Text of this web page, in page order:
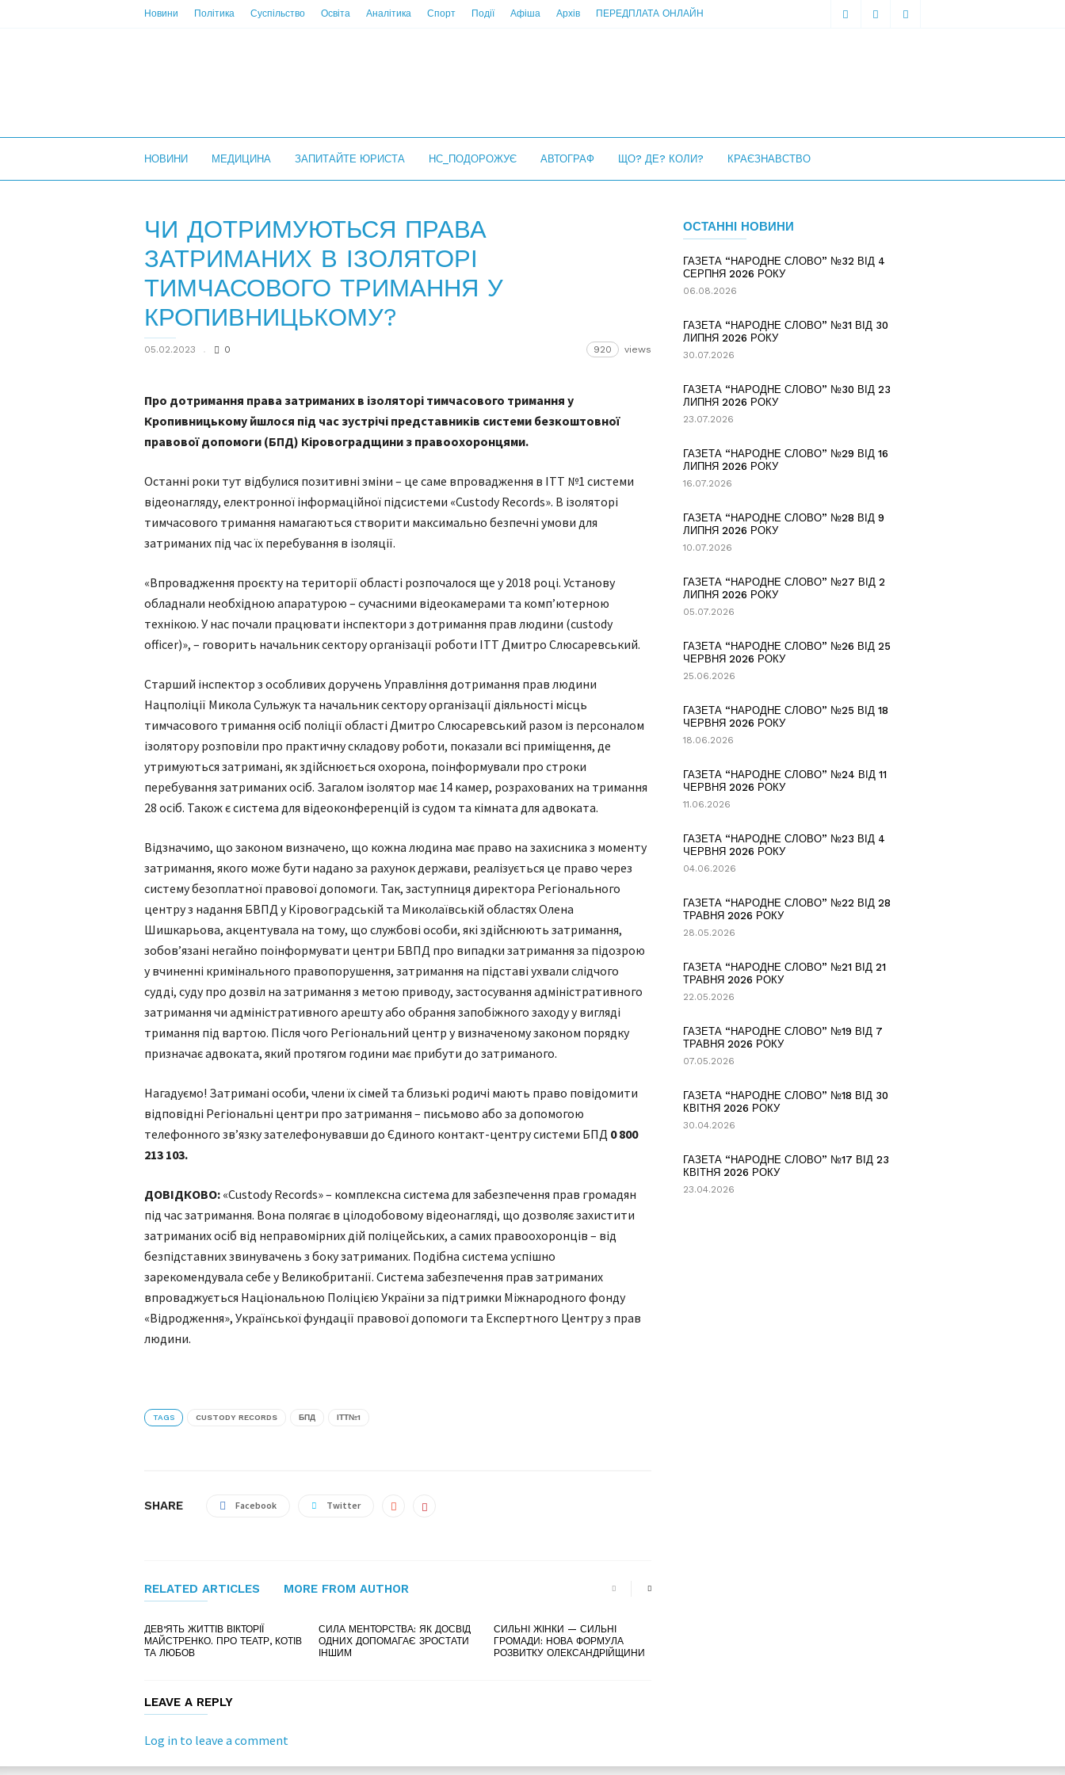
Новини Політика Суспільство Освіта Аналітика Спорт Події Афіша Архів ПЕРЕДПЛАТА ОНЛАЙН
НОВИНИ МЕДИЦИНА ЗАПИТАЙТЕ ЮРИСТА НС_ПОДОРОЖУЄ АВТОГРАФ ЩО? ДЕ? КОЛИ? КРАЄЗНАВСТВО
ЧИ ДОТРИМУЮТЬСЯ ПРАВА
ЗАТРИМАНИХ В ІЗОЛЯТОРІ
ТИМЧАСОВОГО ТРИМАННЯ У
КРОПИВНИЦЬКОМУ?
05.02.2023 0 920 views
Про дотримання права затриманих в ізоляторі тимчасового тримання у
Кропивницькому йшлося під час зустрічі представників системи безкоштовної
правової допомоги (БПД) Кіровоградщини з правоохоронцями.
Останні роки тут відбулися позитивні зміни – це саме впровадження в ІТТ №1 системи
відеонагляду, електронної інформаційної підсистеми «Custody Records». В ізоляторі
тимчасового тримання намагаються створити максимально безпечні умови для
затриманих під час їх перебування в ізоляції.
«Впровадження проєкту на території області розпочалося ще у 2018 році. Установу
обладнали необхідною апаратурою – сучасними відеокамерами та комп’ютерною
технікою. У нас почали працювати інспектори з дотримання прав людини (сustody
officer)», – говорить начальник сектору організації роботи ІТТ Дмитро Слюсаревський.
Старший інспектор з особливих доручень Управління дотримання прав людини
Нацполіції Микола Сульжук та начальник сектору організації діяльності місць
тимчасового тримання осіб поліції області Дмитро Слюсаревський разом із персоналом
ізолятору розповіли про практичну складову роботи, показали всі приміщення, де
утримуються затримані, як здійснюється охорона, поінформували про строки
перебування затриманих осіб. Загалом ізолятор має 14 камер, розрахованих на тримання
28 осіб. Також є система для відеоконференцій із судом та кімната для адвоката.
Відзначимо, що законом визначено, що кожна людина має право на захисника з моменту
затримання, якого може бути надано за рахунок держави, реалізується це право через
систему безоплатної правової допомоги. Так, заступниця директора Регіонального
центру з надання БВПД у Кіровоградській та Миколаївській областях Олена
Шишкарьова, акцентувала на тому, що службові особи, які здійснюють затримання,
зобов’язані негайно поінформувати центри БВПД про випадки затримання за підозрою
у вчиненні кримінального правопорушення, затримання на підставі ухвали слідчого
судді, суду про дозвіл на затримання з метою приводу, застосування адміністративного
затримання чи адміністративного арешту або обрання запобіжного заходу у вигляді
тримання під вартою. Після чого Регіональний центр у визначеному законом порядку
призначає адвоката, який протягом години має прибути до затриманого.
Нагадуємо! Затримані особи, члени їх сімей та близькі родичі мають право повідомити
відповідні Регіональні центри про затримання – письмово або за допомогою
телефонного зв’язку зателефонувавши до Єдиного контакт-центру системи БПД 0 800
213 103.
ДОВІДКОВО: «Custody Records» – комплексна система для забезпечення прав громадян
під час затримання. Вона полягає в цілодобовому відеонагляді, що дозволяє захистити
затриманих осіб від неправомірних дій поліцейських, а самих правоохоронців – від
безпідставних звинувачень з боку затриманих. Подібна система успішно
зарекомендувала себе у Великобританії. Система забезпечення прав затриманих
впроваджується Національною Поліцією України за підтримки Міжнародного фонду
«Відродження», Української фундації правової допомоги та Експертного Центру з прав
людини.
TAGS CUSTODY RECORDS БПД ІТТ№1
SHARE Facebook Twitter
RELATED ARTICLES MORE FROM AUTHOR
ДЕВ’ЯТЬ ЖИТТІВ ВІКТОРІЇ
МАЙСТРЕНКО. ПРО ТЕАТР, КОТІВ
ТА ЛЮБОВ
СИЛА МЕНТОРСТВА: ЯК ДОСВІД
ОДНИХ ДОПОМАГАЄ ЗРОСТАТИ
ІНШИМ
СИЛЬНІ ЖІНКИ — СИЛЬНІ
ГРОМАДИ: НОВА ФОРМУЛА
РОЗВИТКУ ОЛЕКСАНДРІЙЩИНИ
LEAVE A REPLY
Log in to leave a comment
ОСТАННІ НОВИНИ
ГАЗЕТА “НАРОДНЕ СЛОВО” №32 ВІД 4
СЕРПНЯ 2026 РОКУ
06.08.2026
ГАЗЕТА “НАРОДНЕ СЛОВО” №31 ВІД 30
ЛИПНЯ 2026 РОКУ
30.07.2026
ГАЗЕТА “НАРОДНЕ СЛОВО” №30 ВІД 23
ЛИПНЯ 2026 РОКУ
23.07.2026
ГАЗЕТА “НАРОДНЕ СЛОВО” №29 ВІД 16
ЛИПНЯ 2026 РОКУ
16.07.2026
ГАЗЕТА “НАРОДНЕ СЛОВО” №28 ВІД 9
ЛИПНЯ 2026 РОКУ
10.07.2026
ГАЗЕТА “НАРОДНЕ СЛОВО” №27 ВІД 2
ЛИПНЯ 2026 РОКУ
05.07.2026
ГАЗЕТА “НАРОДНЕ СЛОВО” №26 ВІД 25
ЧЕРВНЯ 2026 РОКУ
25.06.2026
ГАЗЕТА “НАРОДНЕ СЛОВО” №25 ВІД 18
ЧЕРВНЯ 2026 РОКУ
18.06.2026
ГАЗЕТА “НАРОДНЕ СЛОВО” №24 ВІД 11
ЧЕРВНЯ 2026 РОКУ
11.06.2026
ГАЗЕТА “НАРОДНЕ СЛОВО” №23 ВІД 4
ЧЕРВНЯ 2026 РОКУ
04.06.2026
ГАЗЕТА “НАРОДНЕ СЛОВО” №22 ВІД 28
ТРАВНЯ 2026 РОКУ
28.05.2026
ГАЗЕТА “НАРОДНЕ СЛОВО” №21 ВІД 21
ТРАВНЯ 2026 РОКУ
22.05.2026
ГАЗЕТА “НАРОДНЕ СЛОВО” №19 ВІД 7
ТРАВНЯ 2026 РОКУ
07.05.2026
ГАЗЕТА “НАРОДНЕ СЛОВО” №18 ВІД 30
КВІТНЯ 2026 РОКУ
30.04.2026
ГАЗЕТА “НАРОДНЕ СЛОВО” №17 ВІД 23
КВІТНЯ 2026 РОКУ
23.04.2026